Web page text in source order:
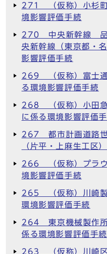
271 （仮称）小杉町
境影響評価手続
270 中央新幹線 品
央新幹線（東京都・
影響評価手続
269 （仮称）富士通
る環境影響評価手続
268 （仮称）小田急
に係る環境影響評価
267 都市計画道路世
（片平・上麻生工区
266 （仮称）プラウ
境影響評価手続
265 （仮称）川崎製
環境影響評価手続
264 東京機械製作所
係る環境影響評価手続
263 （仮称）川崎区